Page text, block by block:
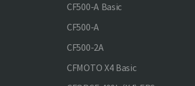
CF500-A Basic
CF500-A
CF500-2A
CFMOTO X4 Basic